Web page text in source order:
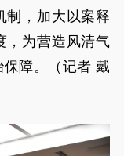
制，加大以案释
，为营造风清气
障。（记者 戴